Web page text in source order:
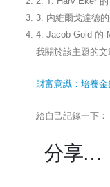
3. 內維爾戈達德
4. Jacob Gold 的
我關於該主題的文
財富意識：培養
給自己記錄一下：
分享…